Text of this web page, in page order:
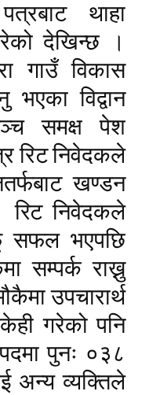
थाहा
देखिन्छ ।
गाउँ विकास
भएका विद्वान
समक्ष पेश
रिट निवेदकले
खण्डन
रिट निवेदकले
सफल भएपछि
सम्पर्क राख्नु
उपचारार्थ
गरेको पनि
पुनः ०३८
अन्य व्यक्तिले